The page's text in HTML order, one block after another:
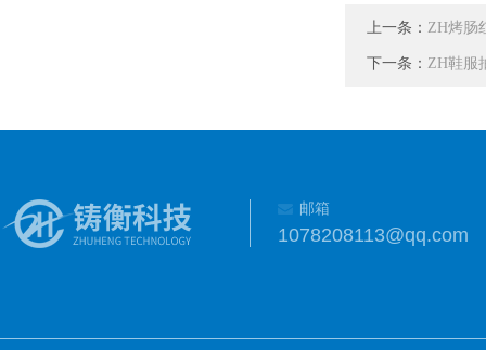
上一条： ZH烤肠
下一条： ZH鞋服
邮箱
1078208113@qq.com